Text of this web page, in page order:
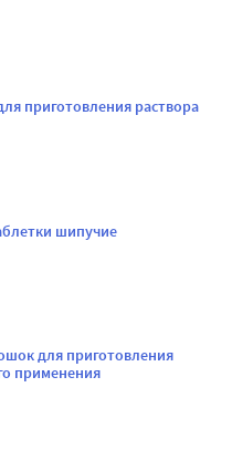
приготовления раствора
шипучие
для приготовления
применения